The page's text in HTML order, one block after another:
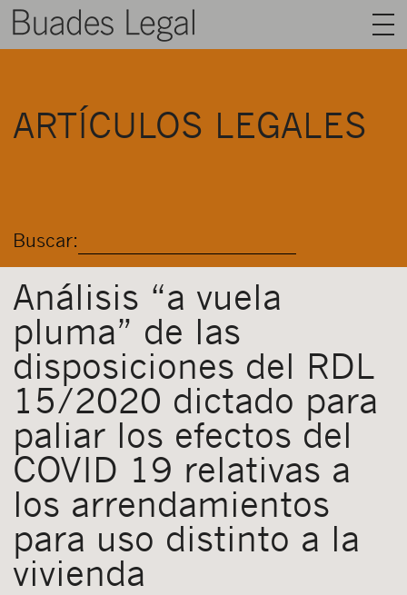
ÁREAS
ARTÍCULOS LEGALES
Buscar:
Análisis “a vuela
pluma” de las
disposiciones del RDL
15/2020 dictado para
paliar los efectos del
COVID 19 relativas a
los arrendamientos
para uso distinto a la
vivienda